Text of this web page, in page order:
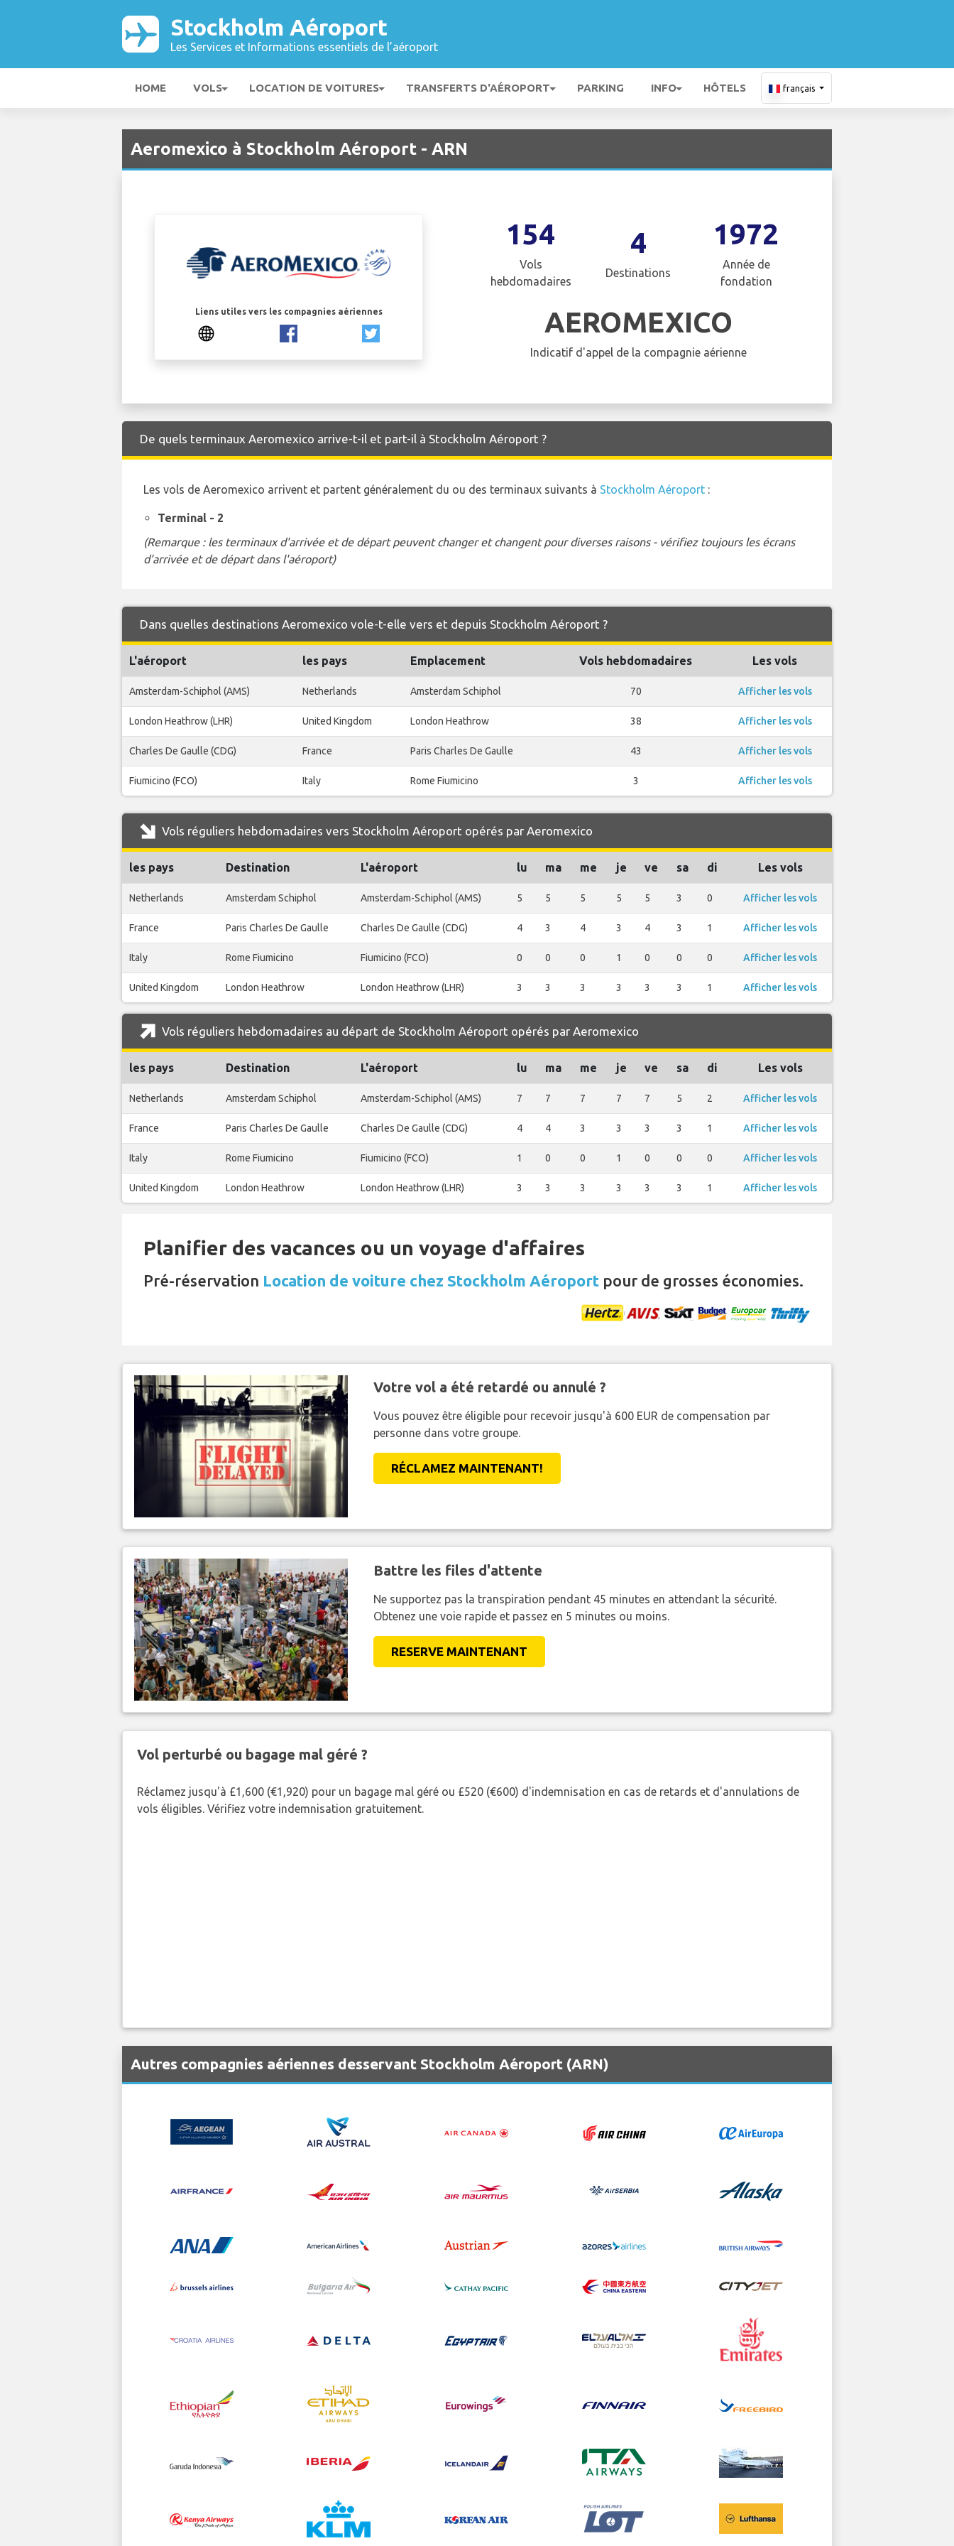
Stockholm Aéroport
Les Services et Informations essentiels de l’aéroport
HOME VOLS LOCATION DE VOITURES TRANSFERTS D'AÉROPORT PARKING INFO HÔTELS français
Aeromexico à Stockholm Aéroport - ARN
Liens utiles vers les compagnies aériennes
154
Vols
hebdomadaires
4
Destinations
1972
Année de
fondation
AEROMEXICO
Indicatif d'appel de la compagnie aérienne
De quels terminaux Aeromexico arrive-t-il et part-il à Stockholm Aéroport ?
Les vols de Aeromexico arrivent et partent généralement du ou des terminaux suivants à Stockholm Aéroport :
Terminal - 2
(Remarque : les terminaux d'arrivée et de départ peuvent changer et changent pour diverses raisons - vérifiez toujours les écrans
d'arrivée et de départ dans l'aéroport)
Dans quelles destinations Aeromexico vole-t-elle vers et depuis Stockholm Aéroport ?
L'aéroport les pays Emplacement Vols hebdomadaires Les vols
Amsterdam-Schiphol (AMS) Netherlands Amsterdam Schiphol 70 Afficher les vols
London Heathrow (LHR) United Kingdom London Heathrow 38 Afficher les vols
Charles De Gaulle (CDG) France Paris Charles De Gaulle 43 Afficher les vols
Fiumicino (FCO) Italy Rome Fiumicino 3 Afficher les vols
Vols réguliers hebdomadaires vers Stockholm Aéroport opérés par Aeromexico
les pays Destination L'aéroport lu ma me je ve sa di Les vols
Netherlands Amsterdam Schiphol Amsterdam-Schiphol (AMS) 5 5 5 5 5 3 0 Afficher les vols
France Paris Charles De Gaulle Charles De Gaulle (CDG) 4 3 4 3 4 3 1 Afficher les vols
Italy Rome Fiumicino Fiumicino (FCO) 0 0 0 1 0 0 0 Afficher les vols
United Kingdom London Heathrow London Heathrow (LHR) 3 3 3 3 3 3 1 Afficher les vols
Vols réguliers hebdomadaires au départ de Stockholm Aéroport opérés par Aeromexico
les pays Destination L'aéroport lu ma me je ve sa di Les vols
Netherlands Amsterdam Schiphol Amsterdam-Schiphol (AMS) 7 7 7 7 7 5 2 Afficher les vols
France Paris Charles De Gaulle Charles De Gaulle (CDG) 4 4 3 3 3 3 1 Afficher les vols
Italy Rome Fiumicino Fiumicino (FCO) 1 0 0 1 0 0 0 Afficher les vols
United Kingdom London Heathrow London Heathrow (LHR) 3 3 3 3 3 3 1 Afficher les vols
Planifier des vacances ou un voyage d'affaires
Pré-réservation Location de voiture chez Stockholm Aéroport pour de grosses économies.
Votre vol a été retardé ou annulé ?
Vous pouvez être éligible pour recevoir jusqu'à 600 EUR de compensation par
personne dans votre groupe.
RÉCLAMEZ MAINTENANT!
Battre les files d'attente
Ne supportez pas la transpiration pendant 45 minutes en attendant la sécurité.
Obtenez une voie rapide et passez en 5 minutes ou moins.
RESERVE MAINTENANT
Vol perturbé ou bagage mal géré ?
Réclamez jusqu'à £1,600 (€1,920) pour un bagage mal géré ou £520 (€600) d'indemnisation en cas de retards et d'annulations de
vols éligibles. Vérifiez votre indemnisation gratuitement.
Autres compagnies aériennes desservant Stockholm Aéroport (ARN)